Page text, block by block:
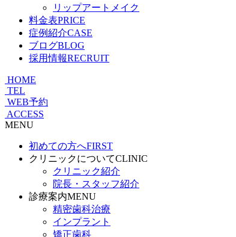
リップアートメイク
料金表PRICE
症例紹介CASE
ブログBLOG
採用情報RECRUIT
HOME
TEL
WEB予約
ACCESS
MENU
初めての方へFIRST
クリニックについてCLINIC
クリニック紹介
院長・スタッフ紹介
診療案内MENU
精密歯科治療
インプラント
矯正歯科